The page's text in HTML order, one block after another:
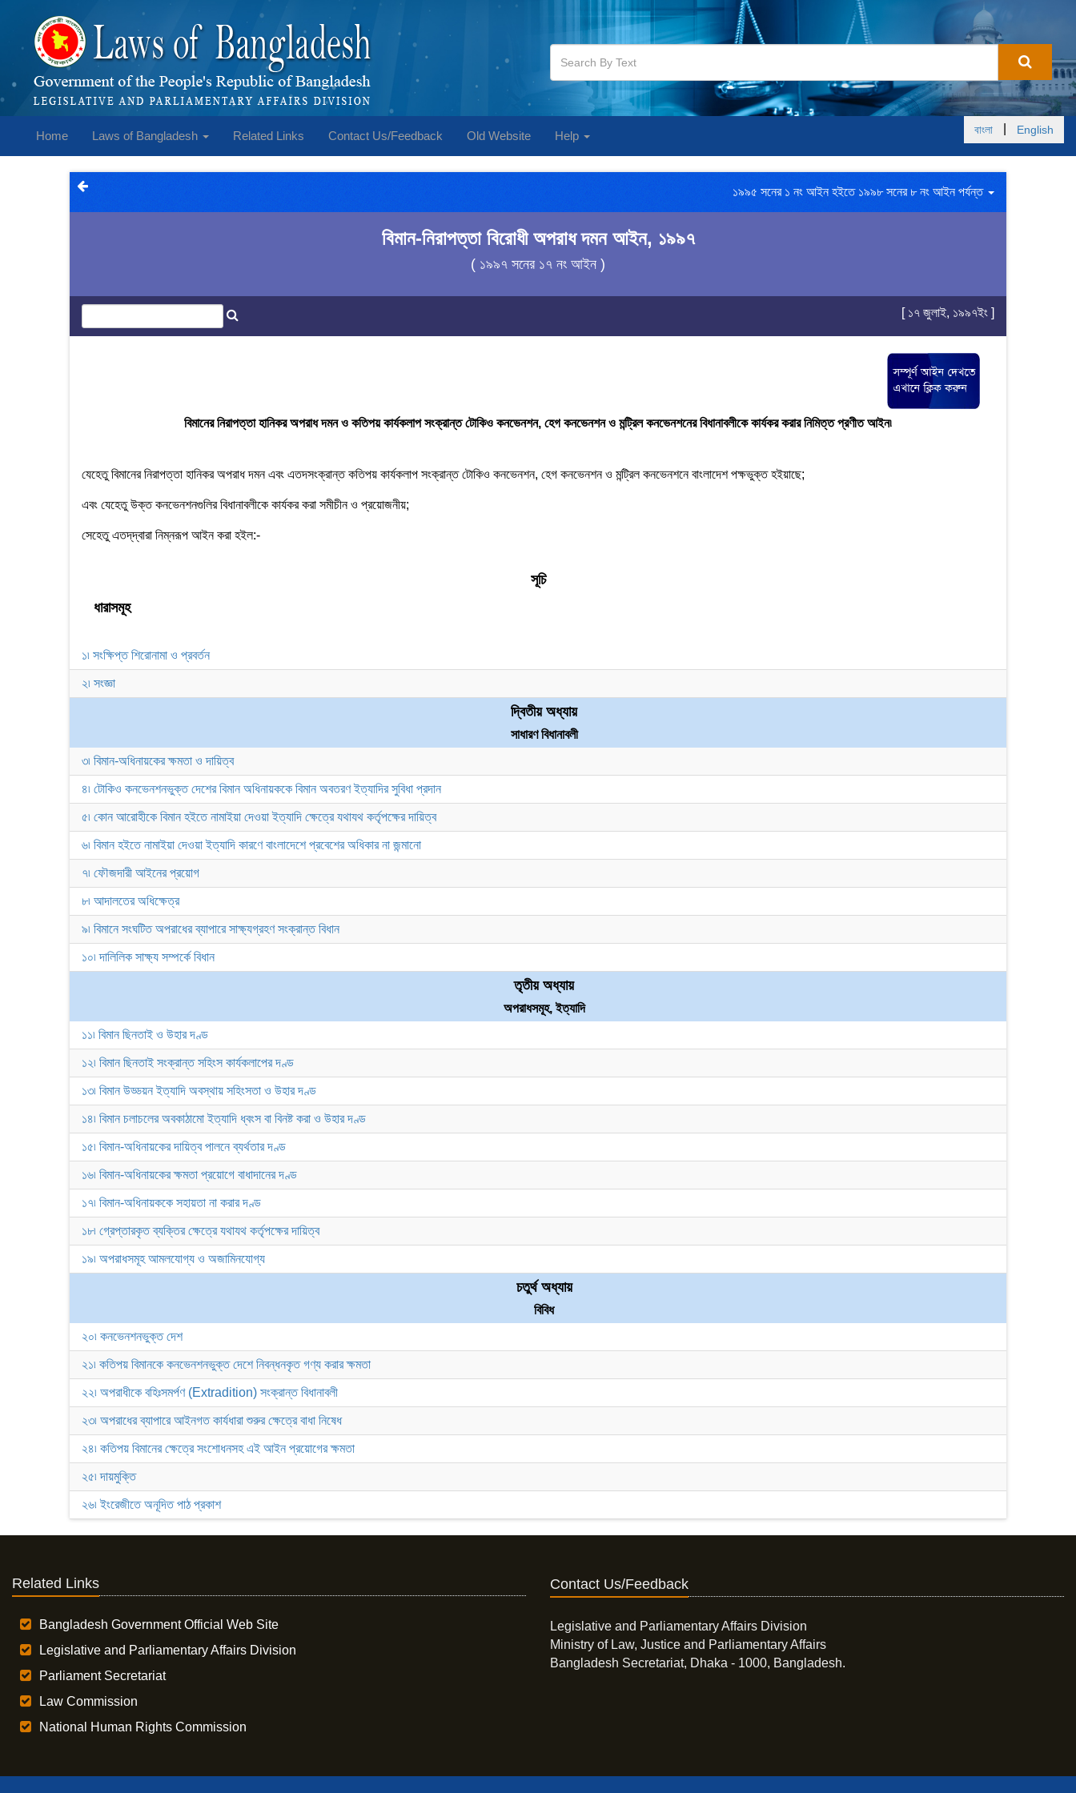
Home Laws of Bangladesh Related Links Contact Us/Feedback Old Website Help বাংলা English
১৯৯৫ সনের ১ নং আইন হইতে ১৯৯৮ সনের ৮ নং আইন পর্যন্ত
বিমান-নিরাপত্তা বিরোধী অপরাধ দমন আইন, ১৯৯৭
( ১৯৯৭ সনের ১৭ নং আইন )
[ ১৭ জুলাই, ১৯৯৭ইং ]
বিমানের নিরাপত্তা হানিকর অপরাধ দমন ও কতিপয় কার্যকলাপ সংক্রান্ত টোকিও কনভেনশন, হেগ কনভেনশন ও মন্ট্রিল কনভেনশনের বিধানাবলীকে কার্যকর করার নিমিত্ত প্রণীত আইন৷
যেহেতু বিমানের নিরাপত্তা হানিকর অপরাধ দমন এবং এতদসংক্রান্ত কতিপয় কার্যকলাপ সংক্রান্ত টোকিও কনভেনশন, হেগ কনভেনশন ও মন্ট্রিল কনভেনশনে বাংলাদেশ পক্ষভুক্ত হইয়াছে;
এবং যেহেতু উক্ত কনভেনশনগুলির বিধানাবলীকে কার্যকর করা সমীচীন ও প্রয়োজনীয়;
সেহেতু এতদ্‌দ্বারা নিম্নরূপ আইন করা হইল:-
সূচি
ধারাসমূহ
১৷ সংক্ষিপ্ত শিরোনামা ও প্রবর্তন
২৷ সংজ্ঞা
দ্বিতীয় অধ্যায়
সাধারণ বিধানাবলী
৩৷ বিমান-অধিনায়কের ক্ষমতা ও দায়িত্ব
৪৷ টোকিও কনভেনশনভুক্ত দেশের বিমান অধিনায়ককে বিমান অবতরণ ইত্যাদির সুবিধা প্রদান
৫৷ কোন আরোহীকে বিমান হইতে নামাইয়া দেওয়া ইত্যাদি ক্ষেত্রে যথাযথ কর্তৃপক্ষের দায়িত্ব
৬৷ বিমান হইতে নামাইয়া দেওয়া ইত্যাদি কারণে বাংলাদেশে প্রবেশের অধিকার না জন্মানো
৭৷ ফৌজদারী আইনের প্রয়োগ
৮৷ আদালতের অধিক্ষেত্র
৯৷ বিমানে সংঘটিত অপরাধের ব্যাপারে সাক্ষ্যগ্রহণ সংক্রান্ত বিধান
১০৷ দালিলিক সাক্ষ্য সম্পর্কে বিধান
তৃতীয় অধ্যায়
অপরাধসমূহ, ইত্যাদি
১১৷ বিমান ছিনতাই ও উহার দণ্ড
১২৷ বিমান ছিনতাই সংক্রান্ত সহিংস কার্যকলাপের দণ্ড
১৩৷ বিমান উড্ডয়ন ইত্যাদি অবস্থায় সহিংসতা ও উহার দণ্ড
১৪৷ বিমান চলাচলের অবকাঠামো ইত্যাদি ধ্বংস বা বিনষ্ট করা ও উহার দণ্ড
১৫৷ বিমান-অধিনায়কের দায়িত্ব পালনে ব্যর্থতার দণ্ড
১৬৷ বিমান-অধিনায়কের ক্ষমতা প্রয়োগে বাধাদানের দণ্ড
১৭৷ বিমান-অধিনায়ককে সহায়তা না করার দণ্ড
১৮৷ গ্রেপ্তারকৃত ব্যক্তির ক্ষেত্রে যথাযথ কর্তৃপক্ষের দায়িত্ব
১৯৷ অপরাধসমূহ আমলযোগ্য ও অজামিনযোগ্য
চতুর্থ অধ্যায়
বিবিধ
২০৷ কনভেনশনভুক্ত দেশ
২১৷ কতিপয় বিমানকে কনভেনশনভুক্ত দেশে নিবন্ধনকৃত গণ্য করার ক্ষমতা
২২৷ অপরাধীকে বহিঃসমর্পণ (Extradition) সংক্রান্ত বিধানাবলী
২৩৷ অপরাধের ব্যাপারে আইনগত কার্যধারা শুরুর ক্ষেত্রে বাধা নিষেধ
২৪৷ কতিপয় বিমানের ক্ষেত্রে সংশোধনসহ এই আইন প্রয়োগের ক্ষমতা
২৫৷ দায়মুক্তি
২৬৷ ইংরেজীতে অনূদিত পাঠ প্রকাশ
Related Links
Bangladesh Government Official Web Site
Legislative and Parliamentary Affairs Division
Parliament Secretariat
Law Commission
National Human Rights Commission
Contact Us/Feedback
Legislative and Parliamentary Affairs Division
Ministry of Law, Justice and Parliamentary Affairs
Bangladesh Secretariat, Dhaka - 1000, Bangladesh.